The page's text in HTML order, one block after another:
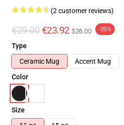
(2 customer reviews)
€29.90 €23.92 $26.00 -20%
Type
Ceramic Mug
Accent Mug
Color
Size